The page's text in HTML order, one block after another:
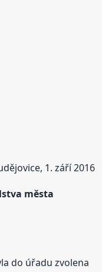
1. září 2016
města
do úřadu zvolena